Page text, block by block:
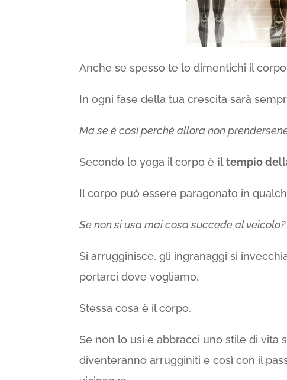
Anche se spesso te lo dimentichi il
In ogni fase della tua crescita sarà
Ma se è così perché allora non
Secondo lo yoga il corpo è il tempio
Il corpo può essere paragonato in
Se non si usa mai cosa succede al veicolo?
Si arrugginisce, gli ingranaggi si
portarci dove vogliamo.
Stessa cosa è il corpo.
Se non lo usi e abbracci uno stile di vita
diventeranno arrugginiti e così con il